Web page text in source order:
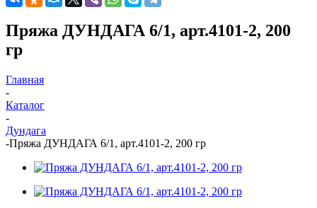
Пряжа ДУНДАГА 6/1, арт.4101-2, 200
гр
Главная
-
Каталог
-
Дундага
-Пряжа ДУНДАГА 6/1, арт.4101-2, 200 гр